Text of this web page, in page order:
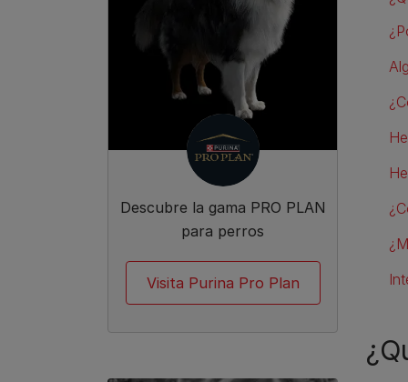
Descubre la gama PRO PLAN
para perros
Visita Purina Pro Plan